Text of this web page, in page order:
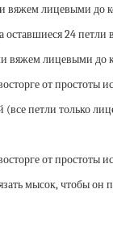
вяжем лицевыми до
оставшиеся 24
вяжем лицевыми до
петли только
мысок, чтобы он